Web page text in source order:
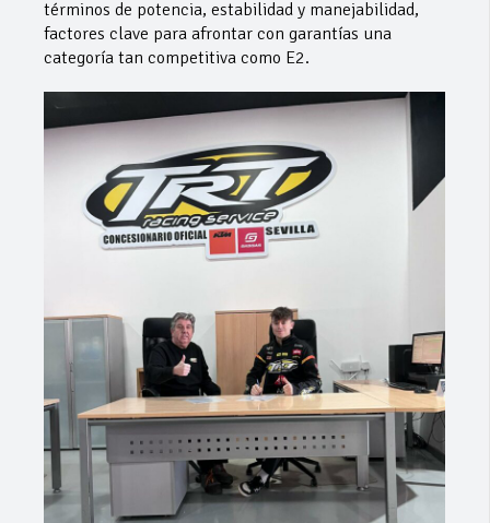
términos de potencia, estabilidad y manejabilidad,
factores clave para afrontar con garantías una
categoría tan competitiva como E2.